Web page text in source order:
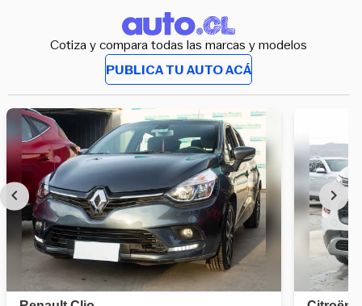
Cotiza y compara todas las marcas y modelos
PUBLICA TU AUTO ACÁ